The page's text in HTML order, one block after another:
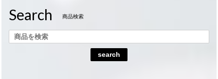
Search 商品検索
search